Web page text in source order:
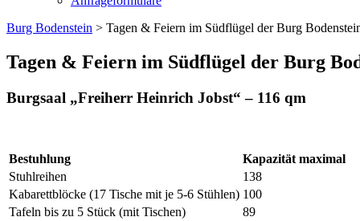
Burg Bodenstein > Tagen & Feiern im Südflügel der Burg
Tagen & Feiern im Südflügel der Burg
Burgsaal „Freiherr Heinrich Jobst“ – 116 qm
Bestuhlung
Kapazität maximal
Stuhlreihen
138
Kabarettblöcke (17 Tische mit je 5-6 Stühlen) 100
Tafeln bis zu 5 Stück (mit Tischen)
89